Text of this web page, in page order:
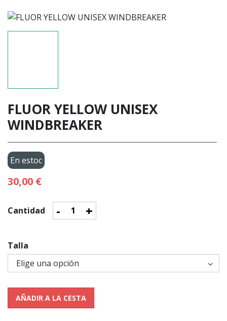
FLUOR YELLOW UNISEX
WINDBREAKER
En estoc
30,00 €
Cantidad - +
Talla
AÑADIR A LA CESTA